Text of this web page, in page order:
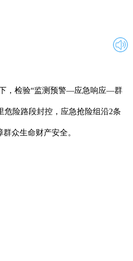
，检验“监测预警—应急响应—群
险路段封控，应急抢险组沿2条
众生命财产安全。